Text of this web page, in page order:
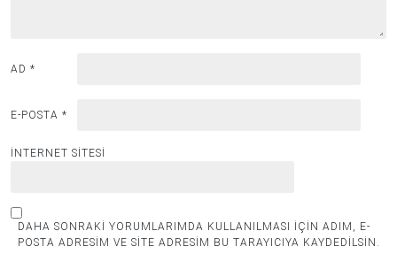
AD *
E-POSTA *
İNTERNET SITESI
DAHA SONRAKI YORUMLARIMDA KULLANILMASI IÇIN ADIM, E-
POSTA ADRESIM VE SITE ADRESIM BU TARAYICIYA KAYDEDILSIN.